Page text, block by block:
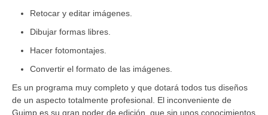
Retocar y editar imágenes.
Dibujar formas libres.
Hacer fotomontajes.
Convertir el formato de las imágenes.
Es un programa muy completo y que dotará todos tus diseños
de un aspecto totalmente profesional. El inconveniente de
Guimp es su gran poder de edición, que sin unos conocimientos